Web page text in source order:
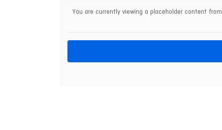
You are currently viewing a placeholder content from